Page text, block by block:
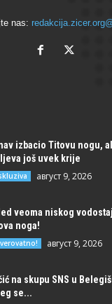
nas:
izbacio Titovu nogu,
još uvek krije
август 9, 2026
veoma niskog
noga!
август 9, 2026
na skupu SNS u
se...